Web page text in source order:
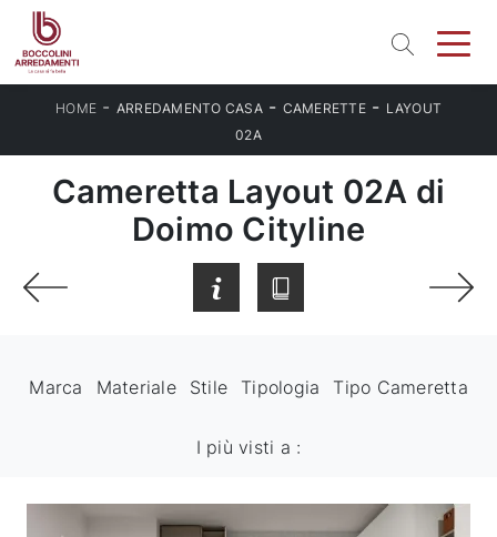
HOME - ARREDAMENTO CASA- CAMERETTE - LAYOUT
02A
Cameretta Layout 02A di
Doimo Cityline
Marca Materiale Stile Tipologia Tipo Cameretta
I più visti a :